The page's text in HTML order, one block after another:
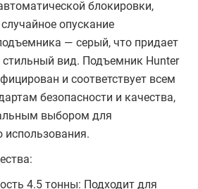
блокировки,
опускание
— серый, что придает
вид. Подъемник Hunter
и соответствует всем
безопасности и качества,
выбором для
использования.
4.5 тонны: Подходит для